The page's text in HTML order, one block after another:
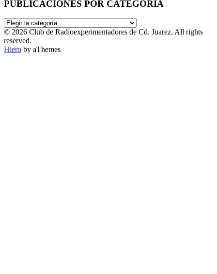
PUBLICACIONES POR CATEGORÍA
PUBLICACIONES
POR
CATEGORÍA
© 2026 Club de Radioexperimentadores de Cd. Juarez. All rights
reserved.
Hiero by aThemes